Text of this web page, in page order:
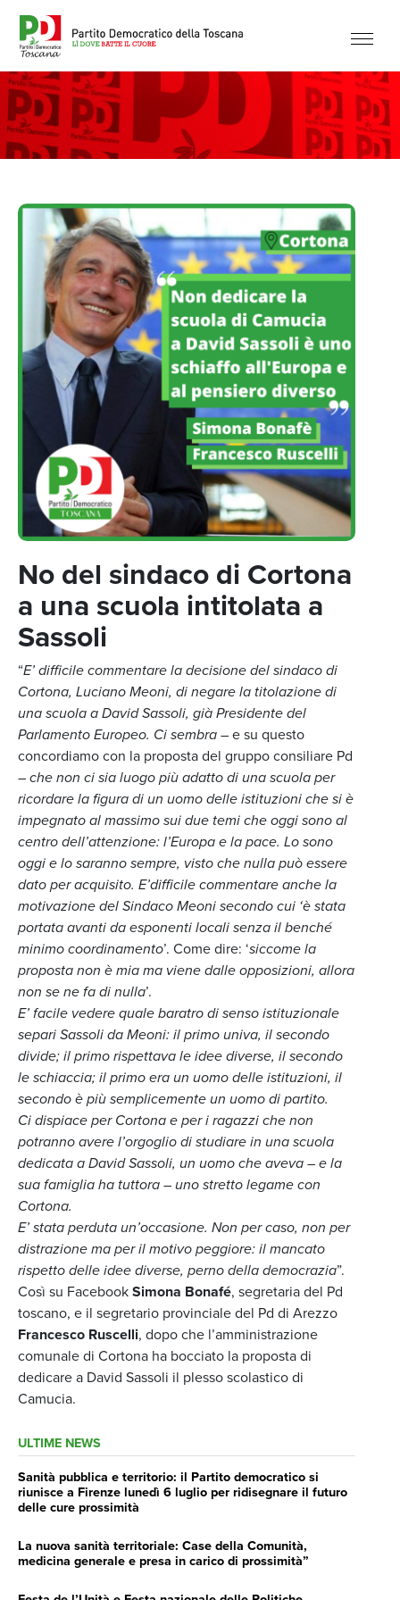
No del sindaco di Cortona
a una scuola intitolata a
Sassoli
“E’ difficile commentare la decisione del sindaco di
Cortona, Luciano Meoni, di negare la titolazione di
una scuola a David Sassoli, già Presidente del
Parlamento Europeo. Ci sembra– e su questo
concordiamo con la proposta del gruppo consiliare Pd
–che non ci sia luogo più adatto di una scuola per
ricordare la figura di un uomo delle istituzioni che si è
impegnato al massimo sui due temi che oggi sono al
centro dell’attenzione: l’Europa e la pace. Lo sono
oggi e lo saranno sempre, visto che nulla può essere
dato per acquisito. E’difficile commentare anche la
motivazione del Sindaco Meoni secondo cui ‘è stata
portata avanti da esponenti locali senza il benché
minimo coordinamento’. Come dire: ‘siccome la
proposta non è mia ma viene dalle opposizioni, allora
non se ne fa di nulla’.
E’ facile vedere quale baratro di senso istituzionale
separi Sassoli da Meoni: il primo univa, il secondo
divide; il primo rispettava le idee diverse, il secondo
le schiaccia; il primo era un uomo delle istituzioni, il
secondo è più semplicemente un uomo di partito.
Ci dispiace per Cortona e per i ragazzi che non
potranno avere l’orgoglio di studiare in una scuola
dedicata a David Sassoli, un uomo che aveva – e la
sua famiglia ha tuttora – uno stretto legame con
Cortona.
E’ stata perduta un’occasione. Non per caso, non per
distrazione ma per il motivo peggiore: il mancato
rispetto delle idee diverse, perno della democrazia”.
Così su FacebookSimona Bonafé, segretaria del Pd
toscano, e il segretario provinciale del Pd di Arezzo
Francesco Ruscelli, dopo che l’amministrazione
comunale di Cortona ha bocciato la proposta di
dedicare a David Sassoli il plesso scolastico di
Camucia.
ULTIME NEWS
Sanità pubblica e territorio: il Partito democratico si
riunisce a Firenze lunedì 6 luglio per ridisegnare il futuro
delle cure prossimità
La nuova sanità territoriale: Case della Comunità,
medicina generale e presa in carico di prossimità”